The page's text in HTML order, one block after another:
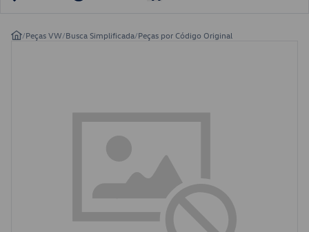
/Peças VW/Busca Simplificada/Peças por Código Original